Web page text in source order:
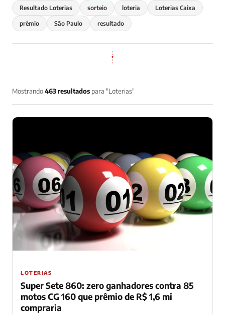
Resultado Loterias sorteio loteria Loterias Caixa
prêmio São Paulo resultado
Mostrando463 resultados para "Loterias"
LOTERIAS
Super Sete 860: zero ganhadores contra 85
motos CG 160 que prêmio de R$ 1,6 mi
compraria